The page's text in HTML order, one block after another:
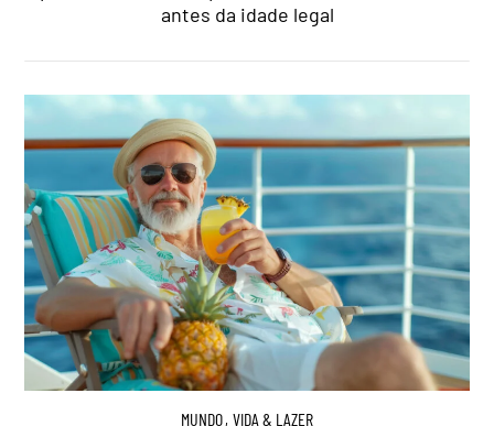
antes da idade legal
MUNDO, VIDA & LAZER